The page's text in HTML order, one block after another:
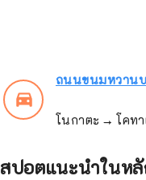
directions_car_filled
ถนนขนมหวาน
โนกาตะ → โคท
สปอตแนะนำในห